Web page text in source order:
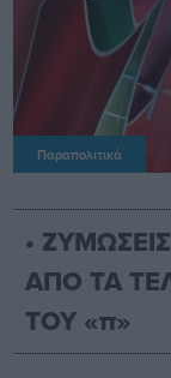
Παραπολιτικά
•
ΑΠΟ ΤΑ
ΤΟΥ «π»